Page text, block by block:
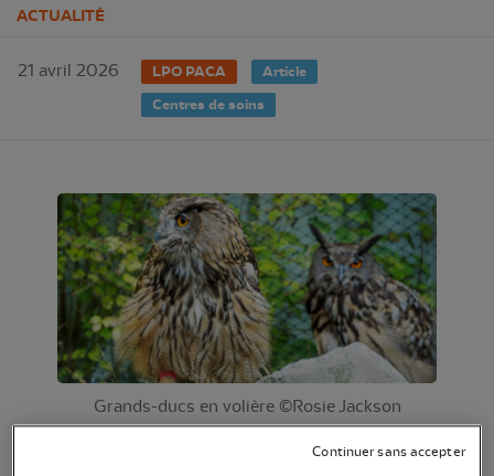
ACTUALITÉ
21 avril 2026 LPO PACA
Article
Centres de soins
Grands-ducs en volière ©Rosie Jackson
En 2025, le Centre a franchi, pour la deuxième
Continuer sans accepter